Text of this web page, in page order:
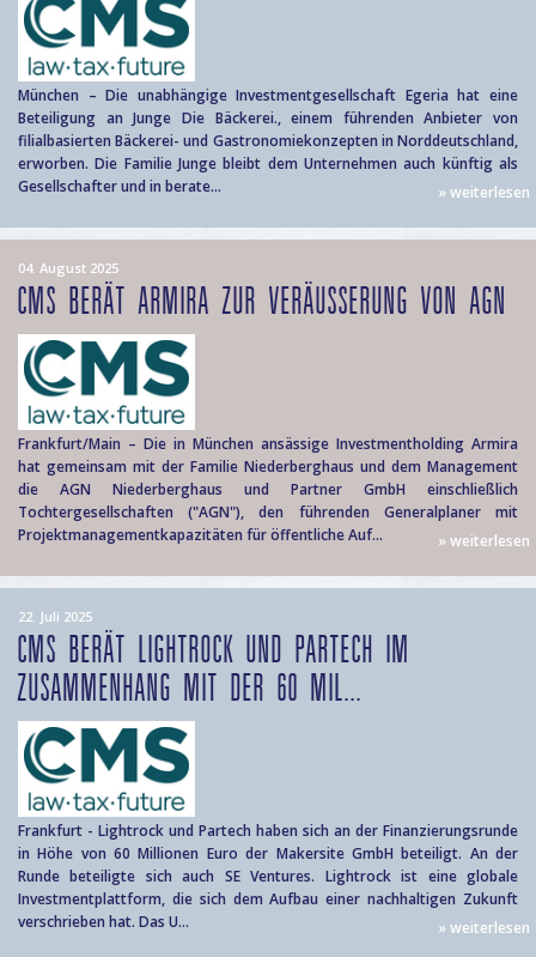
München – Die unabhängige Investmentgesellschaft Egeria hat eine
Beteiligung an Junge Die Bäckerei., einem führenden Anbieter von
filialbasierten Bäckerei- und Gastronomiekonzepten in Norddeutschland,
erworben. Die Familie Junge bleibt dem Unternehmen auch künftig als
Gesellschafter und in berate...
» weiterlesen
04. August 2025
CMS BERÄT ARMIRA ZUR VERÄUSSERUNG VON AGN
Frankfurt/Main – Die in München ansässige Investmentholding Armira
hat gemeinsam mit der Familie Niederberghaus und dem Management
die AGN Niederberghaus und Partner GmbH einschließlich
Tochtergesellschaften ("AGN"), den führenden Generalplaner mit
Projektmanagementkapazitäten für öffentliche Auf...
» weiterlesen
22. Juli 2025
CMS BERÄT LIGHTROCK UND PARTECH IM
ZUSAMMENHANG MIT DER 60 MIL...
Frankfurt - Lightrock und Partech haben sich an der Finanzierungsrunde
in Höhe von 60 Millionen Euro der Makersite GmbH beteiligt. An der
Runde beteiligte sich auch SE Ventures. Lightrock ist eine globale
Investmentplattform, die sich dem Aufbau einer nachhaltigen Zukunft
verschrieben hat. Das U...
» weiterlesen